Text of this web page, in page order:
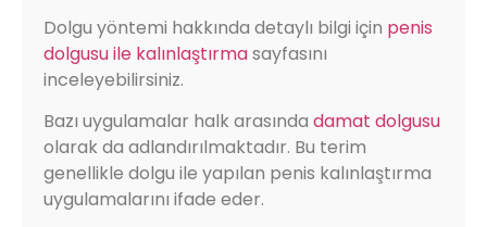
Dolgu yöntemi hakkında detaylı bilgi için penis
dolgusu ile kalınlaştırmasayfasını
inceleyebilirsiniz.
Bazı uygulamalar halk arasında damat dolgusu
olarak da adlandırılmaktadır. Bu terim
genellikle dolgu ile yapılan penis kalınlaştırma
uygulamalarını ifade eder.